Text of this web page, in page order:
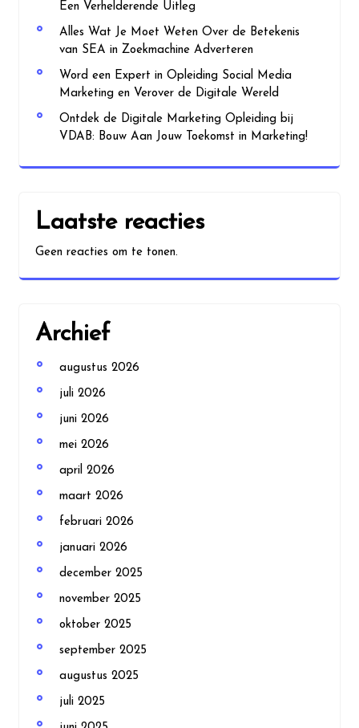
Een Verhelderende Uitleg
Alles Wat Je Moet Weten Over de Betekenis
van SEA in Zoekmachine Adverteren
Word een Expert in Opleiding Social Media
Marketing en Verover de Digitale Wereld
Ontdek de Digitale Marketing Opleiding bij
VDAB: Bouw Aan Jouw Toekomst in Marketing!
Laatste reacties
Geen reacties om te tonen.
Archief
augustus 2026
juli 2026
juni 2026
mei 2026
april 2026
maart 2026
februari 2026
januari 2026
december 2025
november 2025
oktober 2025
september 2025
augustus 2025
juli 2025